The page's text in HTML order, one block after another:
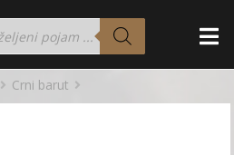
Crni barut